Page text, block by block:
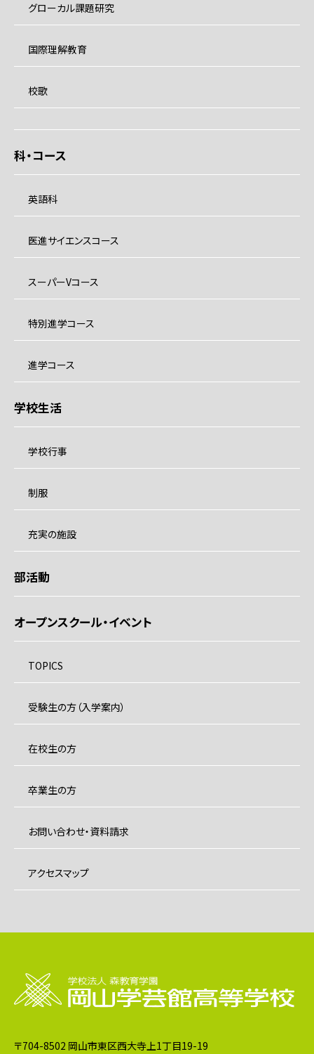
グローカル課題研究
国際理解教育
校歌
科・コース
英語科
医進サイエンスコース
スーパーVコース
特別進学コース
進学コース
学校生活
学校行事
制服
充実の施設
部活動
オープンスクール・イベント
TOPICS
受験生の方（入学案内）
在校生の方
卒業生の方
お問い合わせ・資料請求
アクセスマップ
〒704-8502 岡山市東区西大寺上1丁目19-19